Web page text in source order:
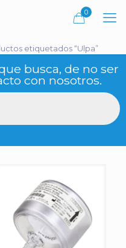
0
etiquetados “Ulpa”
busca, de no ser
con nosotros.